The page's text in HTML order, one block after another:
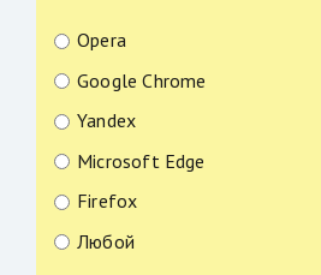
Opera
Google Chrome
Yandex
Microsoft Edge
Firefox
Любой